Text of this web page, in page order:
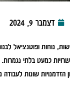
דצמבר 9, 2024
נוחות
כמעט בלתי
שונות